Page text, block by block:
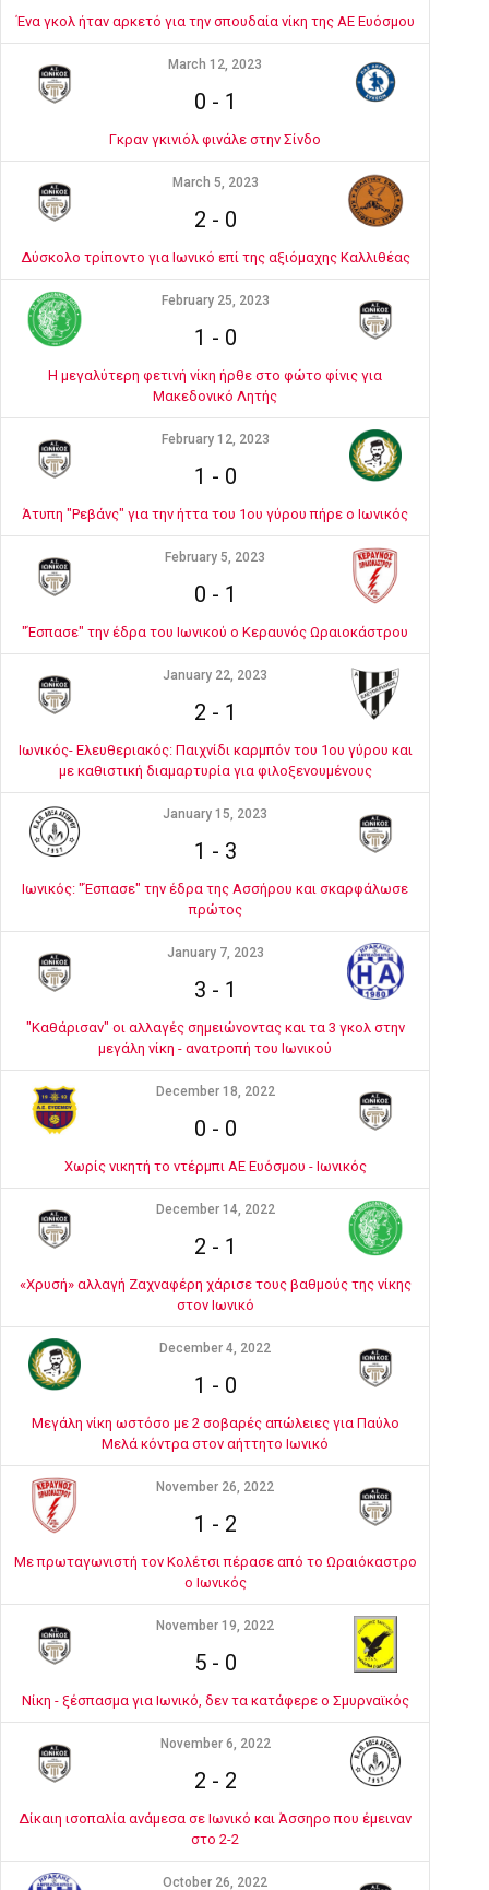
Ένα γκολ ήταν αρκετό για την σπουδαία νίκη της ΑΕ Ευόσμου
March 12, 2023
0 - 1
Γκραν γκινιόλ φινάλε στην Σίνδο
March 5, 2023
2 - 0
Δύσκολο τρίποντο για Ιωνικό επί της αξιόμαχης Καλλιθέας
February 25, 2023
1 - 0
Η μεγαλύτερη φετινή νίκη ήρθε στο φώτο φίνις για
Μακεδονικό Λητής
February 12, 2023
1 - 0
Άτυπη "Ρεβάνς" για την ήττα του 1ου γύρου πήρε ο Ιωνικός
February 5, 2023
0 - 1
"Έσπασε" την έδρα του Ιωνικού ο Κεραυνός Ωραιοκάστρου
January 22, 2023
2 - 1
Ιωνικός- Ελευθεριακός: Παιχνίδι καρμπόν του 1ου γύρου και
με καθιστική διαμαρτυρία για φιλοξενουμένους
January 15, 2023
1 - 3
Ιωνικός: "Έσπασε" την έδρα της Ασσήρου και σκαρφάλωσε
πρώτος
January 7, 2023
3 - 1
"Καθάρισαν" οι αλλαγές σημειώνοντας και τα 3 γκολ στην
μεγάλη νίκη - ανατροπή του Ιωνικού
December 18, 2022
0 - 0
Χωρίς νικητή το ντέρμπι ΑΕ Ευόσμου - Ιωνικός
December 14, 2022
2 - 1
«Χρυσή» αλλαγή Ζαχναφέρη χάρισε τους βαθμούς της νίκης
στον Ιωνικό
December 4, 2022
1 - 0
Μεγάλη νίκη ωστόσο με 2 σοβαρές απώλειες για Παύλο
Μελά κόντρα στον αήττητο Ιωνικό
November 26, 2022
1 - 2
Με πρωταγωνιστή τον Κολέτσι πέρασε από το Ωραιόκαστρο
ο Ιωνικός
November 19, 2022
5- 0
Νίκη - ξέσπασμα για Ιωνικό, δεν τα κατάφερε ο Σμυρναϊκός
November 6, 2022
2 - 2
Δίκαιη ισοπαλία ανάμεσα σε Ιωνικό και Άσσηρο που έμειναν
στο 2-2
October 26, 2022